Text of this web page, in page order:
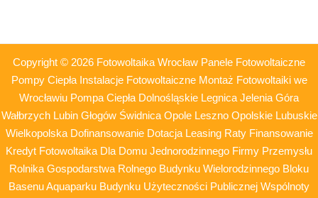
Copyright © 2026 Fotowoltaika Wrocław Panele Fotowoltaiczne
Pompy Ciepła Instalacje Fotowoltaiczne Montaż Fotowoltaiki we
Wrocławiu Pompa Ciepła Dolnośląskie Legnica Jelenia Góra
Wałbrzych Lubin Głogów Świdnica Opole Leszno Opolskie Lubuskie
Wielkopolska Dofinansowanie Dotacja Leasing Raty Finansowanie
Kredyt Fotowoltaika Dla Domu Jednorodzinnego Firmy Przemysłu
Rolnika Gospodarstwa Rolnego Budynku Wielorodzinnego Bloku
Basenu Aquaparku Budynku Użyteczności Publicznej Wspólnoty